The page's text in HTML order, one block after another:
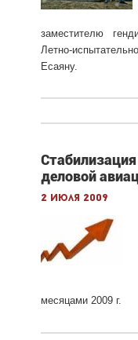
заместителю
Летно-
Есаяну.
деловой
2 июля 2009
месяцами 2009 г.